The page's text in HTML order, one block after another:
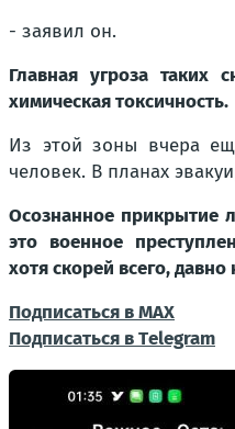
- заявил он.
Главная угроза таких
химическая токсичность.
Из этой зоны вчера
человек. В планах
Осознанное
это военное
хотя скорей всего, давно
Подписаться в МАХ
Подписаться в Тelegram